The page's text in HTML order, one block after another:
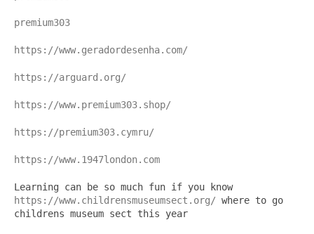
premium303
https://www.geradordesenha.com/
https://arguard.org/
https://www.premium303.shop/
https://premium303.cymru/
https://www.1947london.com
Learning can be so much fun if you know
https://www.childrensmuseumsect.org/ where to go
childrens museum sect this year